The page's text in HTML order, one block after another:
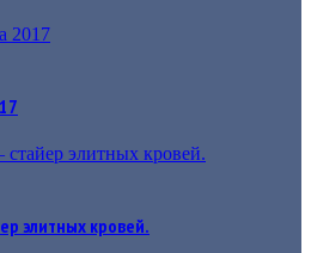
элитных кровей.